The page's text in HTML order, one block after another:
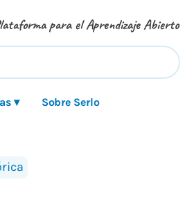
para el Aprendizaje Abierto
▾ Sobre Serlo